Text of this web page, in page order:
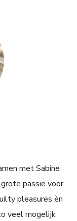
met Sabine
passie voor
pleasures èn
veel mogelijk